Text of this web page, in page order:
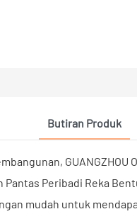
Butiran Produk
GUANGZHOU
Peribadi Reka
mudah untuk